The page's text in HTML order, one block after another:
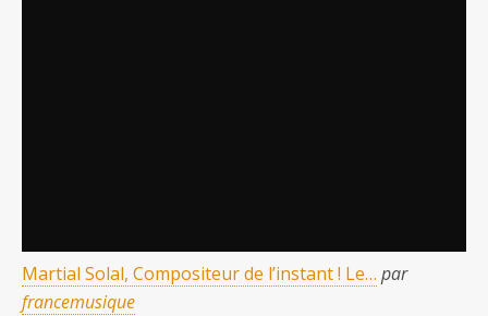
Martial Solal, Compositeur de l’instant ! Le… par
francemusique